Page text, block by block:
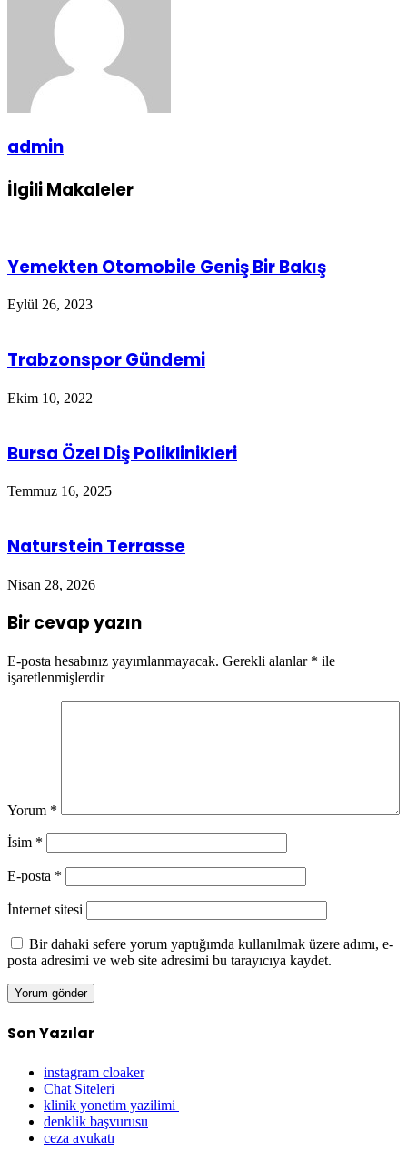
admin
İlgili Makaleler
Yemekten Otomobile Geniş Bir Bakış
Eylül 26, 2023
Trabzonspor Gündemi
Ekim 10, 2022
Bursa Özel Diş Poliklinikleri
Temmuz 16, 2025
Naturstein Terrasse
Nisan 28, 2026
Bir cevap yazın
E-posta hesabınız yayımlanmayacak. Gerekli alanlar * ile
işaretlenmişlerdir
Yorum *
İsim *
E-posta *
İnternet sitesi
Bir dahaki sefere yorum yaptığımda kullanılmak üzere adımı, e-
posta adresimi ve web site adresimi bu tarayıcıya kaydet.
Son Yazılar
instagram cloaker
Chat Siteleri
klinik yonetim yazilimi
denklik başvurusu
ceza avukatı